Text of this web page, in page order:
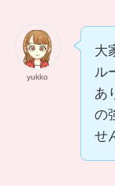
yukko
大
ル
あ
の
せ